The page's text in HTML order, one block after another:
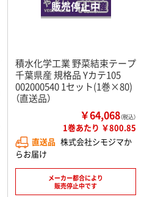
積水化学工業 野菜結束テープ
千葉県産 規格品 Yカテ105
002000540 1セット(1巻×80)
（直送品）
￥64,068（税込）
1巻あたり ￥800.85
直送品 株式会社シモジマか
らお届け
メーカー都合により
販売停止中です